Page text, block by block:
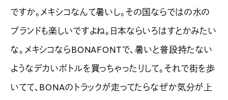
ですか。メキシコなんて暑いし。その国ならではの水の
ブランドも楽しいですよね。日本ならいろはすとかみたい
な。メキシコならBONAFONTで、暑いと普段持たない
ようなデカいボトルを買っちゃったりして。それで街を歩
いてて、BONAのトラックが走ってたらなぜか気分が上